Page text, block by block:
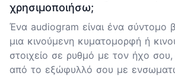
χρησιμοποιήσω;
Ένα audiogram είναι ένα σύντομο
μια κινούμενη κυματομορφή ή
στοιχείο σε ρυθμό με τον ήχο
από το εξώφυλλό σου με